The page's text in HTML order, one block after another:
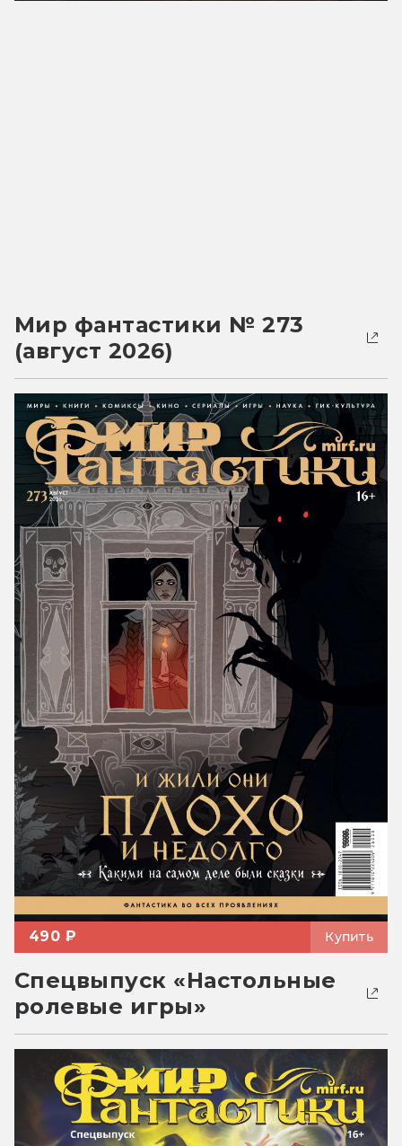
Мир фантастики № 273
(август 2026)
490 ₽ Купить
Спецвыпуск «Настольные
ролевые игры»